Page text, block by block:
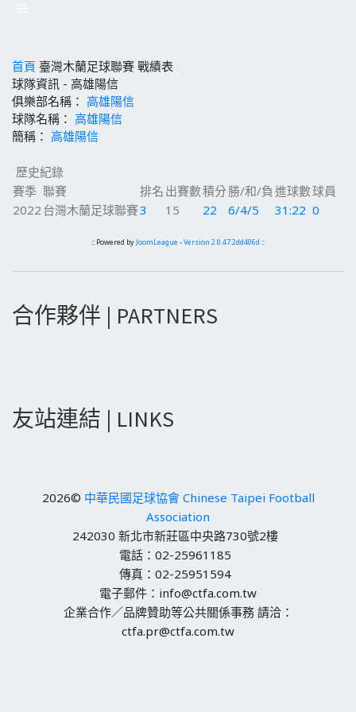
首頁 臺灣木蘭足球聯賽 戰績表
球隊資訊 - 高雄陽信
俱樂部名稱： 高雄陽信
球隊名稱： 高雄陽信
簡稱： 高雄陽信
歷史紀錄
賽季 聯賽 排名 出賽數積分勝/和/負 進球數球員
2022 台灣木蘭足球聯賽3 15 22 6/4/5 31:22 0
:: Powered by JoomLeague -Version 2.0.47.2dd406d ::
合作夥伴 | PARTNERS
友站連結 | LINKS
2026© 中華民國足球協會 Chinese Taipei Football
Association
242030 新北市新莊區中央路730號2樓
電話：02-25961185
傳真：02-25951594
電子郵件：info@ctfa.com.tw
企業合作／品牌贊助等公共關係事務 請洽：
ctfa.pr@ctfa.com.tw